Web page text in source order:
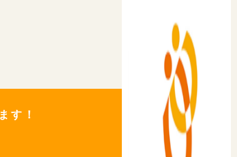
す！